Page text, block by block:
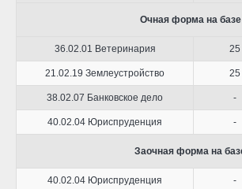
Очная форма на базе
36.02.01 Ветеринария 25
21.02.19 Землеустройство 25
38.02.07 Банковское дело -
40.02.04 Юриспруденция -
Заочная форма на
40.02.04 Юриспруденция -